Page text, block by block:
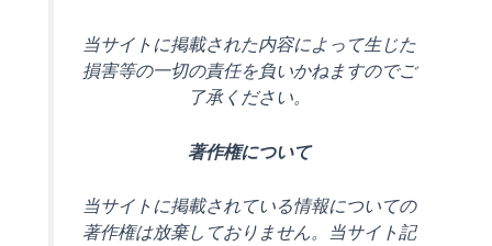
当サイトに掲載された内容によって生じた
損害等の一切の責任を負いかねますのでご
了承ください。
著作権について
当サイトに掲載されている情報についての
著作権は放棄しておりません。当サイト記